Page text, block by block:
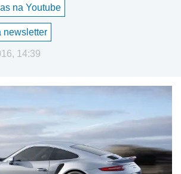
na Youtube
newsletter
14:39